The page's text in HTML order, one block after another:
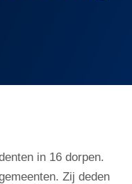
in 16 dorpen.
Zij deden